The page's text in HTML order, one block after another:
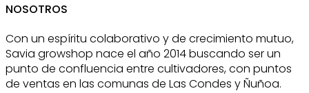
NOSOTROS
Con un espíritu colaborativo y de crecimiento mutuo,
Savia growshop nace el año 2014 buscando ser un
punto de confluencia entre cultivadores, con puntos
de ventas en las comunas de Las Condes y Ñuñoa.